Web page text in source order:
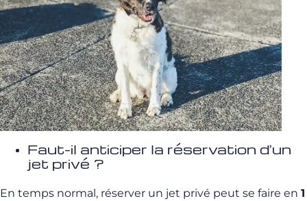
Faut-il anticiper la réservation d’un
jet privé ?
En temps normal, réserver un jet privé peut se faire en 1